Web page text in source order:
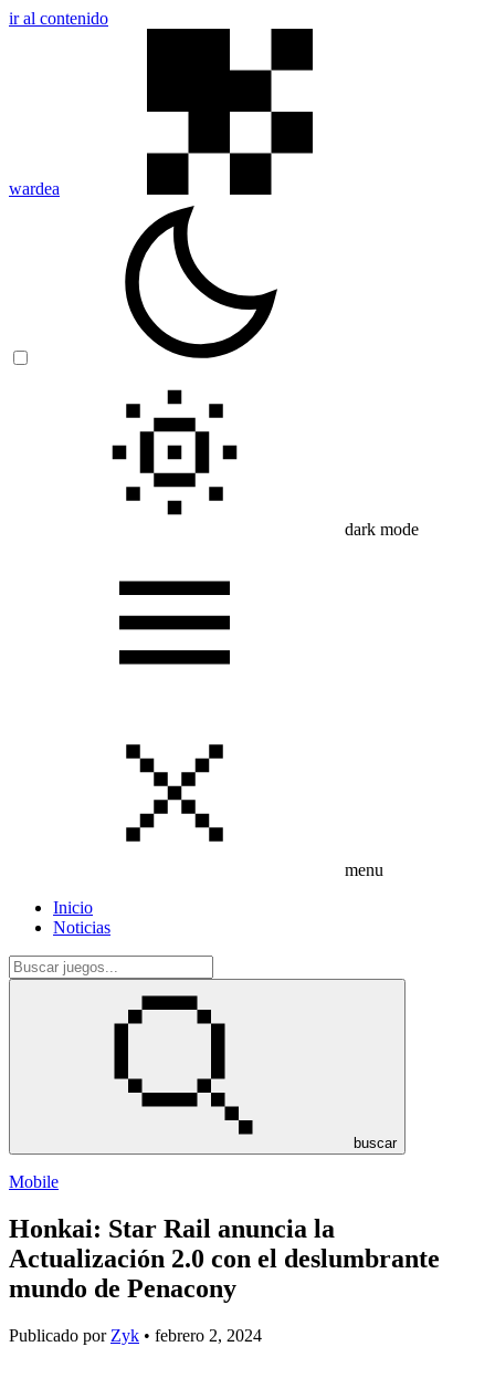
ir al contenido
wardea
dark mode
menu
Inicio
Noticias
buscar
Mobile
Honkai: Star Rail anuncia la
Actualización 2.0 con el deslumbrante
mundo de Penacony
Publicado por Zyk • febrero 2, 2024